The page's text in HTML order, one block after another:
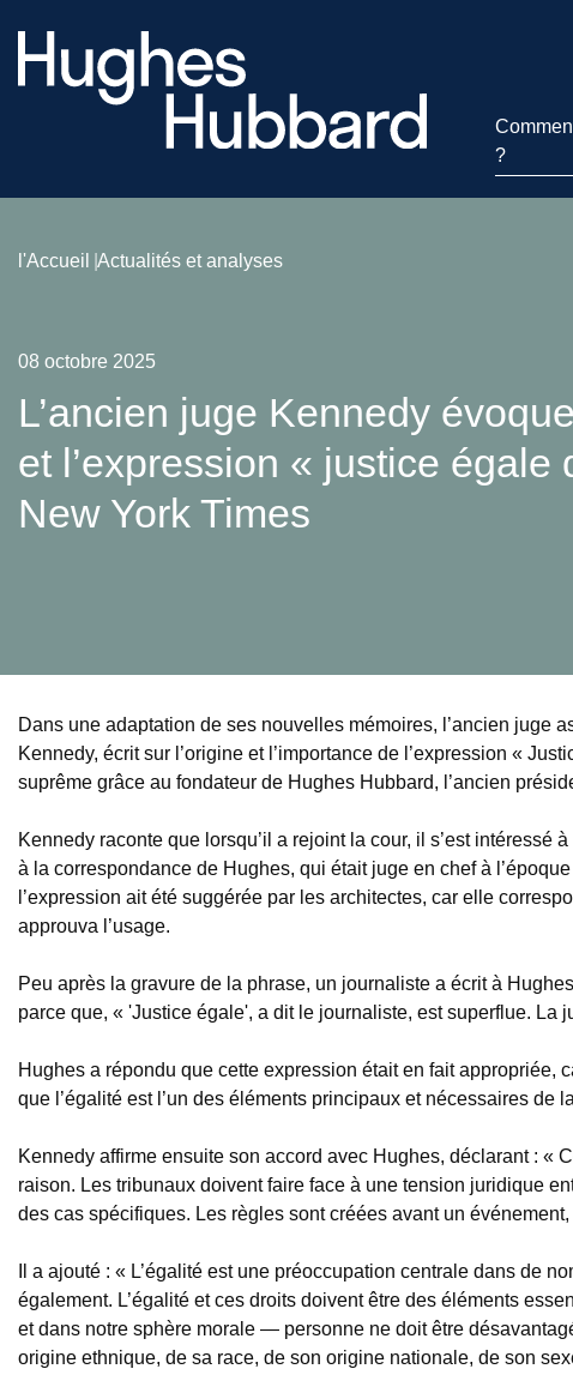
?
l'Accueil Actualités et analyses
08 octobre 2025
L’ancien juge Kennedy
et l’expression « justice
New York Times
Dans une adaptation de ses nouvelles mémoires, l’ancien juge
Kennedy, écrit sur l’origine et l’importance de l’expression «
suprême grâce au fondateur de Hughes Hubbard, l’ancien
Kennedy raconte que lorsqu’il a rejoint la cour, il s’est intéressé
à la correspondance de Hughes, qui était juge en chef à
l’expression ait été suggérée par les architectes, car elle
approuva l’usage.
Peu après la gravure de la phrase, un journaliste a écrit à
parce que, « 'Justice égale', a dit le journaliste, est superflue. La
Hughes a répondu que cette expression était en fait appropriée,
que l’égalité est l’un des éléments principaux et nécessaires de
Kennedy affirme ensuite son accord avec Hughes, déclarant : «
raison. Les tribunaux doivent faire face à une tension juridique
des cas spécifiques. Les règles sont créées avant un
Il a ajouté : « L’égalité est une préoccupation centrale dans de
également. L’égalité et ces droits doivent être des éléments
et dans notre sphère morale — personne ne doit être
origine ethnique, de sa race, de son origine nationale, de son